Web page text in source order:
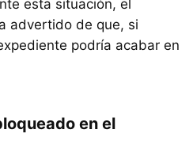
esta situación, el
advertido de que, si
podría acabar en
en el